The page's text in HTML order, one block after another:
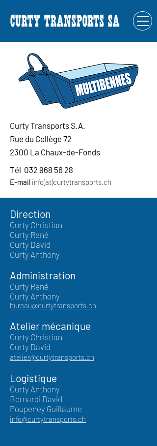
Curty Transports S.A.
Rue du Collège 72
2300 La Chaux-de-Fonds
Tél 032 968 56 28
E-mail info(at)curtytransports.ch
Direction
Curty Christian
Curty René
Curty David
Curty Anthony
Administration
Curty René
Curty Anthony
bureau@curtytransports.ch
Atelier mécanique
Curty Christian
Curty David
atelier@curtytransports.ch
Logistique
Curty Anthony
Bernardi David
Poupeney Guillaume
info@curtytransports.ch